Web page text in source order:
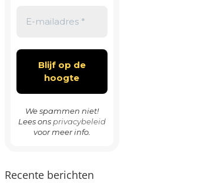
We spammen niet!
Lees ons privacybeleid
voor meer info.
Recente berichten